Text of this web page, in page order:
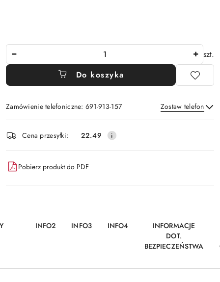
szt.
Do koszyka
Zamówienie telefoniczne: 691-913-157 Zostaw telefon
Wyślij
i
dostawa
Cena przesyłki: 22.49
Pobierz produkt do PDF
INFO2 INFO3 INFO4
INFORMACJE
DOT.
BEZPIECZEŃSTWA